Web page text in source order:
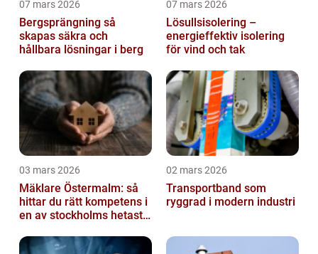
07 mars 2026
Bergsprängning så
skapas säkra och
hållbara lösningar i berg
07 mars 2026
Lösullsisolering –
energieffektiv isolering
för vind och tak
03 mars 2026
Mäklare Östermalm: så
hittar du rätt kompetens i
en av stockholms hetaste
02 mars 2026
Transportband som
ryggrad i modern industri